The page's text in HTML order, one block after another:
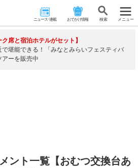
ニュース･連載 おでかけ情報 検 索 メニュー
ク席と宿泊ホテルがセット】
で堪能できる！「みなとみらいフェスティバ
アーを販売中
ント一覧【おむつ交換台あ